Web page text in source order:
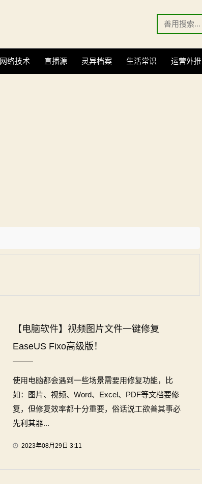
Search
for:
网络技术 直播源 灵异档案 生活常识 运营外推
【电脑软件】视频图片文件一键修复
EaseUS Fixo高级版！
使用电脑都会遇到一些场景需要用修复功能，比
如：图片、视频、Word、Excel、PDF等文档要修
复，但修复效率都十分重要，俗话说工欲善其事必
先利其器...
2023年08月29日 3:11